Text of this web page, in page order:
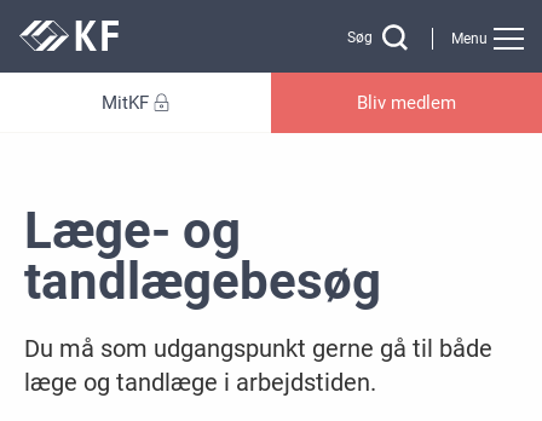
Menu
Søg
MitKF Bliv medlem
Læge- og
tandlægebesøg
Du må som udgangspunkt gerne gå til både
læge og tandlæge i arbejdstiden.